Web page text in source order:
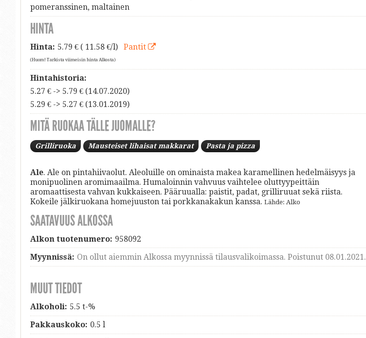
pomeranssinen, maltainen
HINTA
Hinta: 5.79 € ( 11.58 €/l) Pantit
(Huom! Tarkista viimeisin hinta Alkosta)
Hintahistoria:
5.27 € -> 5.79 € (14.07.2020)
5.29 € -> 5.27 € (13.01.2019)
MITÄ RUOKAA TÄLLE JUOMALLE?
Grilliruoka Mausteiset lihaisat makkarat Pasta ja pizza
Ale. Ale on pintahiivaolut. Aleoluille on ominaista makea karamellinen hedelmäisyys ja
monipuolinen aromimaailma. Humaloinnin vahvuus vaihtelee oluttyypeittäin
aromaattisesta vahvan kukkaiseen. Pääruualla: paistit, padat, grilliruuat sekä riista.
Kokeile jälkiruokana homejuuston tai porkkanakakun kanssa. Lähde: Alko
SAATAVUUS ALKOSSA
Alkon tuotenumero: 958092
Myynnissä: On ollut aiemmin Alkossa myynnissä tilausvalikoimassa. Poistunut 08.01.2021.
MUUT TIEDOT
Alkoholi: 5.5 t-%
Pakkauskoko: 0.5 l